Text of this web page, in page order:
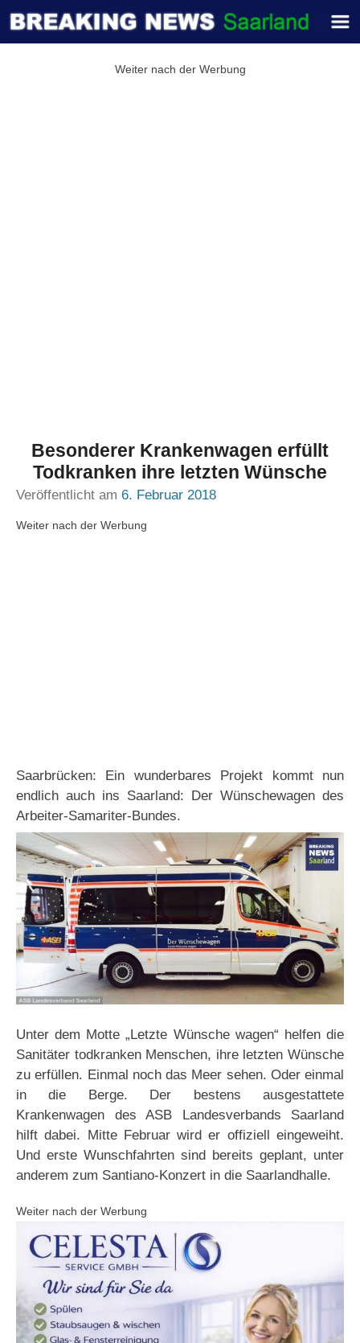
Weiter nach der Werbung
Besonderer Krankenwagen erfüllt
Todkranken ihre letzten Wünsche
Veröffentlicht am 6. Februar 2018
Weiter nach der Werbung
Saarbrücken: Ein wunderbares Projekt kommt nun
endlich auch ins Saarland: Der Wünschewagen des
Arbeiter-Samariter-Bundes.
Unter dem Motte „Letzte Wünsche wagen“ helfen die
Sanitäter todkranken Menschen, ihre letzten Wünsche
zu erfüllen. Einmal noch das Meer sehen. Oder einmal
in die Berge. Der bestens ausgestattete
Krankenwagen des ASB Landesverbands Saarland
hilft dabei. Mitte Februar wird er offiziell eingeweiht.
Und erste Wunschfahrten sind bereits geplant, unter
anderem zum Santiano-Konzert in die Saarlandhalle.
Weiter nach der Werbung